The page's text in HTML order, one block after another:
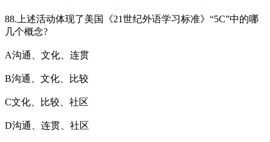
88.上述活动体现了美国《21世纪外语学习标准》“5C”中的哪
几个概念?
A沟通、文化、连贯
B沟通、文化、比较
C文化、比较、社区
D沟通、连贯、社区